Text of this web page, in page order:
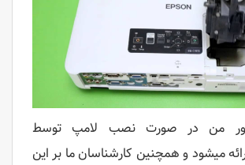
من در صورت نصب لامپ توسط
میشود و همچنین کارشناسان ما بر این